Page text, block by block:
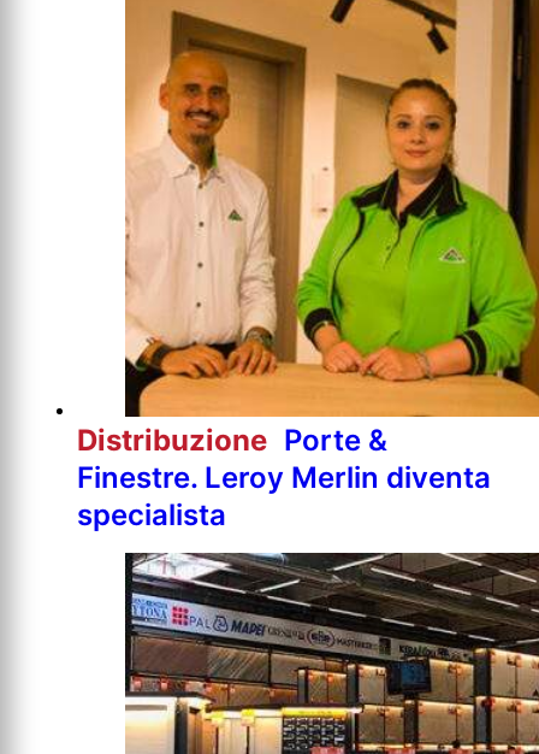
Distribuzione Porte &
Finestre. Leroy Merlin diventa
specialista